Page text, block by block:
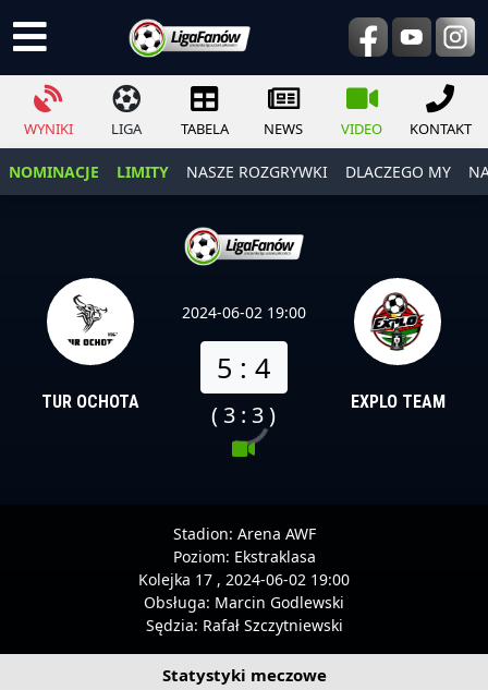
WYNIKI LIGA TABELA NEWS VIDEO KONTAKT
NOMINACJE LIMITY NASZE ROZGRYWKI DLACZEGO MY
TUR OCHOTA
2024-06-02 19:00
5 : 4
( 3 : 3 ) EXPLO TEAM
Stadion: Arena AWF
Poziom: Ekstraklasa
Kolejka 17 , 2024-06-02 19:00
Obsługa: Marcin Godlewski
Sędzia: Rafał Szczytniewski
Statystyki meczowe